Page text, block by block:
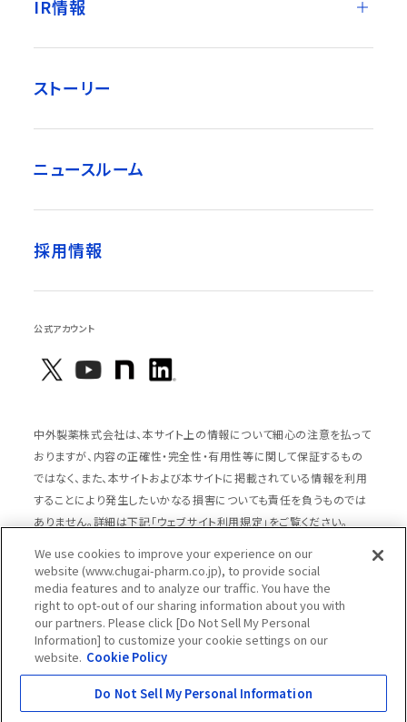
IR情報
ストーリー
ニュースルーム
採用情報
公式アカウント
中外製薬株式会社は、本サイト上の情報について細心の注意を払って
おりますが、内容の正確性・完全性・有用性等に関して保証するもの
ではなく、また、本サイトおよび本サイトに掲載されている情報を利用
することにより発生したいかなる損害についても責任を負うものでは
ありません。詳細は下記「ウェブサイト利用規定」をご覧ください。
サイトマップ
ウェブサイト利用規定
個人情報の取扱いのご案内
ソーシャルメディアポリシー
推奨閲覧環境
ウェブアクセシビリティ対応
Copyright © Chugai Pharmaceutical Co., Ltd.All rights reserved.
We use cookies to improve your experience on our
website (www.chugai-pharm.co.jp), to provide social
media features and to analyze our traffic. You have the
right to opt-out of our sharing information about you with
our partners. Please click [Do Not Sell My Personal
Information] to customize your cookie settings on our
website. Cookie Policy
Do Not Sell My Personal Information